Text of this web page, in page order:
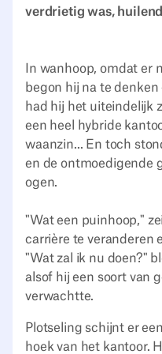
verdrietig was,
In wanhoop, omdat er
begon hij na te denken
had hij het uiteindelijk
een heel hybride
waanzin... En toch
en de ontmoedigende
ogen.
"Wat een puinhoop,"
carrière te veranderen
"Wat zal ik nu doen?"
alsof hij een soort van
verwachtte.
Plotseling schijnt er
hoek van het kantoor.